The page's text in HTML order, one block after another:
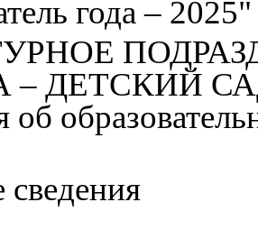
года –
– ДЕТСКИЙ
об